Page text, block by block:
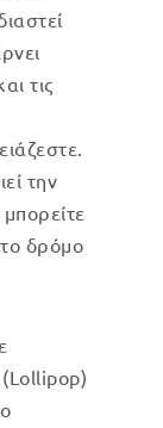
τις
την
δρόμο